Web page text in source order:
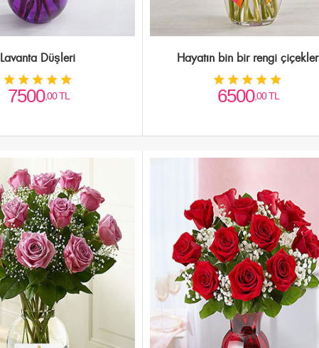
Lavanta Düşleri
7500,00 TL
Hayatın bin bir rengi çiçekler
6500,00 TL